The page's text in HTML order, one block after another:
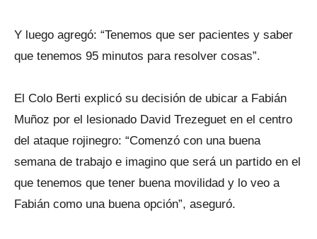
Y luego agregó: “Tenemos que ser pacientes y saber
que tenemos 95 minutos para resolver cosas”.
El Colo Berti explicó su decisión de ubicar a Fabián
Muñoz por el lesionado David Trezeguet en el centro
del ataque rojinegro: “Comenzó con una buena
semana de trabajo e imagino que será un partido en el
que tenemos que tener buena movilidad y lo veo a
Fabián como una buena opción”, aseguró.